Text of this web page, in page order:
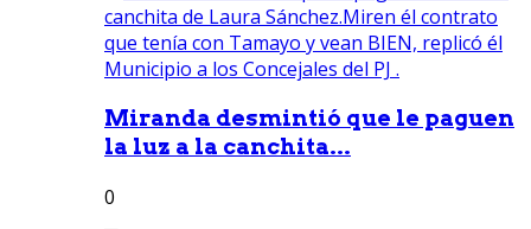
Miranda desmintió que le paguen
la luz a la canchita...
0